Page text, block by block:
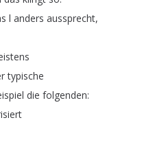
l anders aussprecht,
typische
die folgenden: